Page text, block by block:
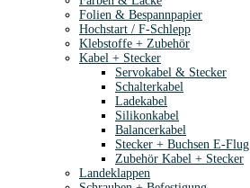
Folien & Bespannpapier
Hochstart / F-Schlepp
Klebstoffe + Zubehör
Kabel + Stecker
Servokabel & Stecker
Schalterkabel
Ladekabel
Silikonkabel
Balancerkabel
Stecker + Buchsen E-Flug
Zubehör Kabel + Stecker
Landeklappen